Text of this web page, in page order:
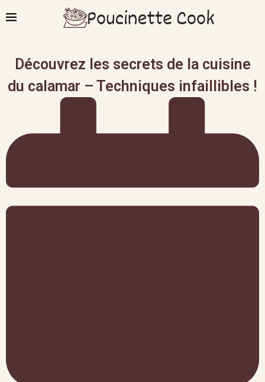
Découvrez les secrets de la cuisine
du calamar – Techniques infaillibles !